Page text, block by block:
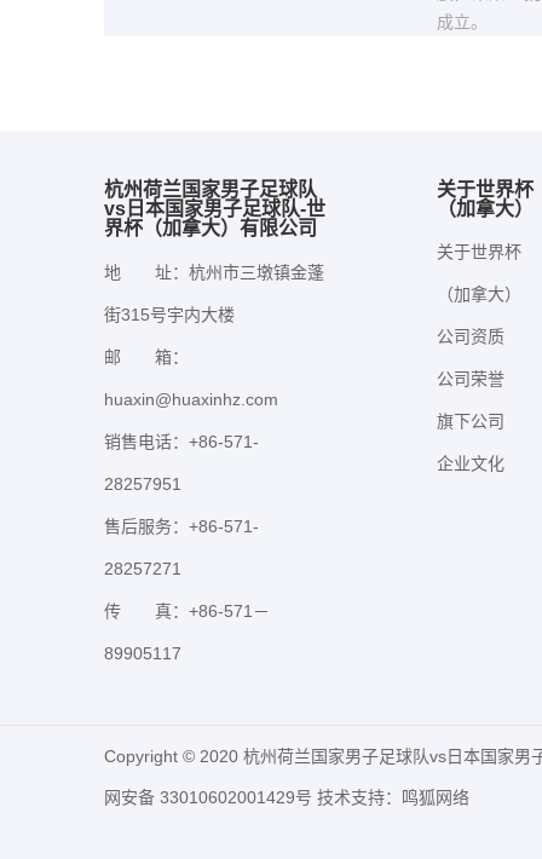
成立。
杭州荷兰国家男子足球队
vs日本国家男子足球队-世
界杯（加拿大）有限公司
地 址：杭州市三墩镇金蓬
街315号宇内大楼
邮 箱：
huaxin@huaxinhz.com
销售电话：+86-571-
28257951
售后服务：+86-571-
28257271
传 真：+86-571－
89905117
关于世界杯
（加拿大）
关于世界杯
（加拿大）
公司资质
公司荣誉
旗下公司
企业文化
Copyright © 2020 杭州荷兰国家男子足球队vs日本国家
网安备 33010602001429号 技术支持： 鸣狐网络